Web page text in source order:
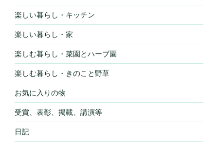
楽しい暮らし・キッチン
楽しい暮らし・家
楽しむ暮らし・菜園とハーブ園
楽しむ暮らし・きのこと野草
お気に入りの物
受賞、表彰、掲載、講演等
日記